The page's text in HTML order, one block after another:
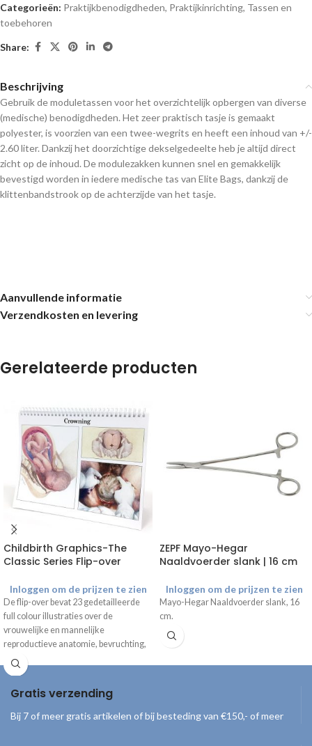
Categorieën: Praktijkbenodigdheden, Praktijkinrichting, Tassen en
toebehoren
Share:
Beschrijving
Gebruik de moduletassen voor het overzichtelijk opbergen van diverse
(medische) benodigdheden. Het zeer praktisch tasje is gemaakt
polyester, is voorzien van een twee-wegrits en heeft een inhoud van +/-
2.60 liter. Dankzij het doorzichtige dekselgedeelte heb je altijd direct
zicht op de inhoud. De modulezakken kunnen snel en gemakkelijk
bevestigd worden in iedere medische tas van Elite Bags, dankzij de
klittenbandstrook op de achterzijde van het tasje.
Aanvullende informatie
Verzendkosten en levering
Gerelateerde producten
Childbirth Graphics-The
Classic Series Flip-over
Inloggen om de prijzen te zien
De flip-over bevat 23 gedetailleerde
full colour illustraties over de
vrouwelijke en mannelijke
reproductieve anatomie, bevruchting,
ontwikkeling van de foetus,
veranderingen tijdens de
zwangerschap, geboorte en
verschijningsvormen van de baby. De
onderzijde kan zo worden gevouwen
ZEPF Mayo-Hegar
Naaldvoerder slank | 16 cm
Inloggen om de prijzen te zien
Mayo-Hegar Naaldvoerder slank, 16
cm.
Gratis verzending
Bij 7 of meer gratis artikelen of bij besteding van €150,- of meer